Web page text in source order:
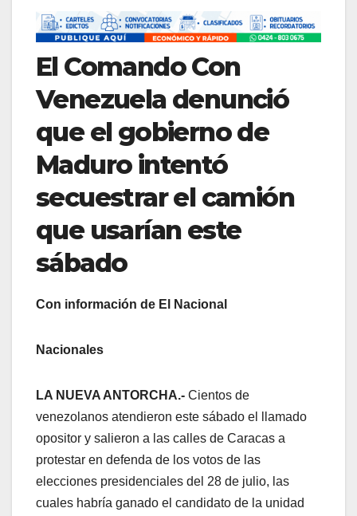
El Comando Con
Venezuela denunció
que el gobierno de
Maduro intentó
secuestrar el camión
que usarían este
sábado
Con información de El Nacional
Nacionales
LA NUEVA ANTORCHA.- Cientos de
venezolanos atendieron este sábado el llamado
opositor y salieron a las calles de Caracas a
protestar en defenda de los votos de las
elecciones presidenciales del 28 de julio, las
cuales habría ganado el candidato de la unidad